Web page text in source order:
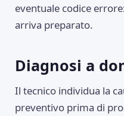
eventuale codice
arriva preparato.
Diagnosi a
Il tecnico individua la
preventivo prima di